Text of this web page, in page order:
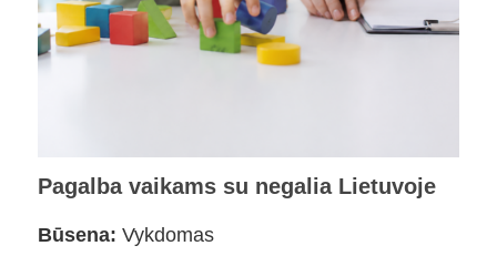
Pagalba vaikams su negalia Lietuvoje
Būsena: Vykdomas